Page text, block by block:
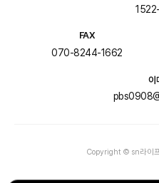
FAX
070-8244-1662
이
Copyright © sn라이